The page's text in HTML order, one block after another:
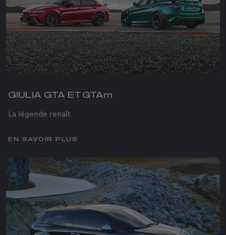
GIULIA GTA ET GTAm​
La légende renaît
EN SAVOIR PLUS